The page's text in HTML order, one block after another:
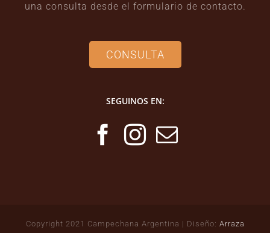
una consulta desde el formulario de contacto.
CONSULTA
SEGUINOS EN:
Copyright 2021 Campechana Argentina | Diseño: Arraza